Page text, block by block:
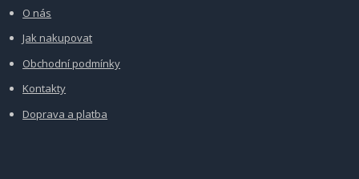
O nás
Jak nakupovat
Obchodní podmínky
Kontakty
Doprava a platba